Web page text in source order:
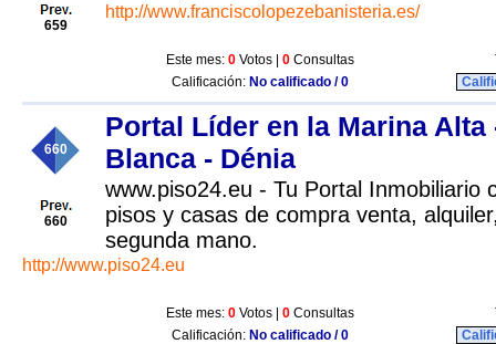
659
http://www.franciscolopezebanisteria.es/
Este mes: 0 Votos | 0 Consultas
Calificación: No calificado / 0
660
660
Portal Líder en la Marina Alta
Blanca - Dénia
www.piso24.eu - Tu Portal Inmobiliario
pisos y casas de compra venta,
segunda mano.
http://www.piso24.eu
Este mes: 0 Votos | 0 Consultas
Calificación: No calificado / 0